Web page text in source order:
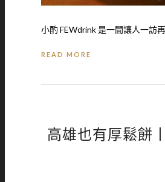
小酌 FEWdrink 是一間讓人一訪
READ MORE
高雄也有厚鬆餅